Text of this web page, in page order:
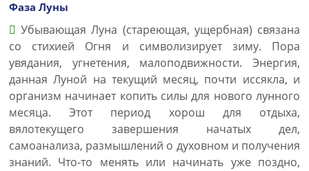
Фаза Луны
Убывающая Луна (стареющая, ущербная) связана
со стихией Огня и символизирует зиму. Пора
увядания, угнетения, малоподвижности. Энергия,
данная Луной на текущий месяц, почти иссякла, и
организм начинает копить силы для нового лунного
месяца. Этот период хорош для отдыха,
вялотекущего завершения начатых дел,
самоанализа, размышлений о духовном и получения
знаний. Что-то менять или начинать уже поздно,